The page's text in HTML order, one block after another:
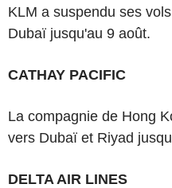
KLM a suspendu ses
Dubaï jusqu'au 9 août.
CATHAY PACIFIC
La compagnie de Hong
vers Dubaï et Riyad
DELTA AIR LINES